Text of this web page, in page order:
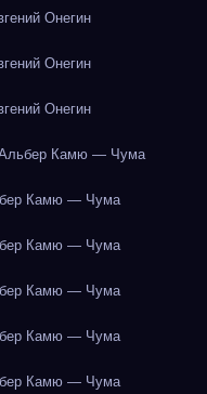
Онегин
Онегин
Онегин
Камю — Чума
Камю — Чума
Камю — Чума
Камю — Чума
Камю — Чума
Камю — Чума